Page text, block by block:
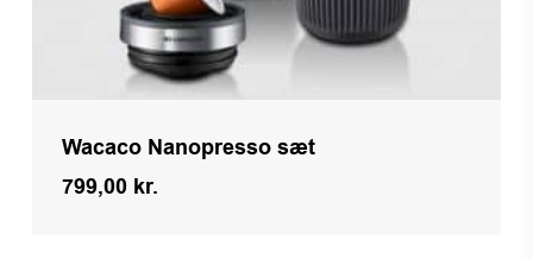
Wacaco Nanopresso sæt
799,00 kr.